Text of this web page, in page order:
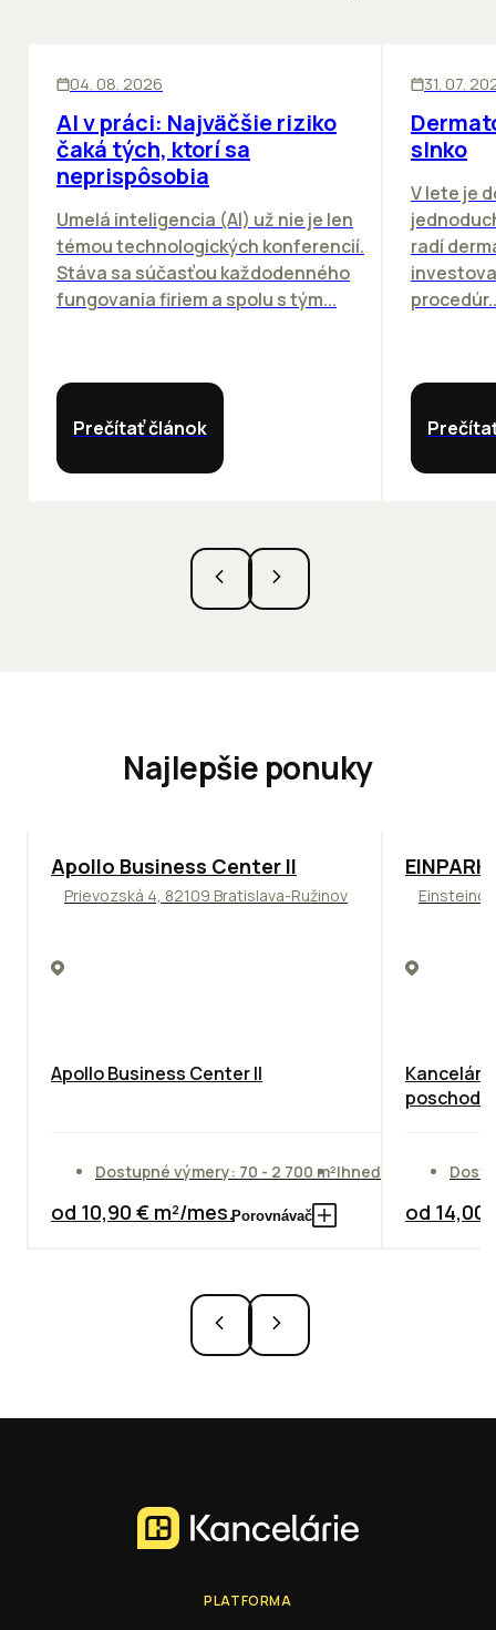
04. 08. 2026
AI v práci: Najväčšie riziko
čaká tých, ktorí sa
neprispôsobia
Umelá inteligencia (AI) už nie je len
témou technologických konferencií.
Stáva sa súčasťou každodenného
fungovania firiem a spolu s tým...
Prečítať článok
31. 07.
slnko
V lete je
radí
Najlepšie ponuky
TOP NOVINKA ODPORÚČAME
Apollo Business Center II
Prievozská 4, 82109 Bratislava-Ružinov
Apollo Business Center II
Dostupné výmery: 70 - 2 700 m²Ihneď
od 10,90 € m²/mes.Porovnávač
TOP
poschodie
od 14,00
PLATFORMA